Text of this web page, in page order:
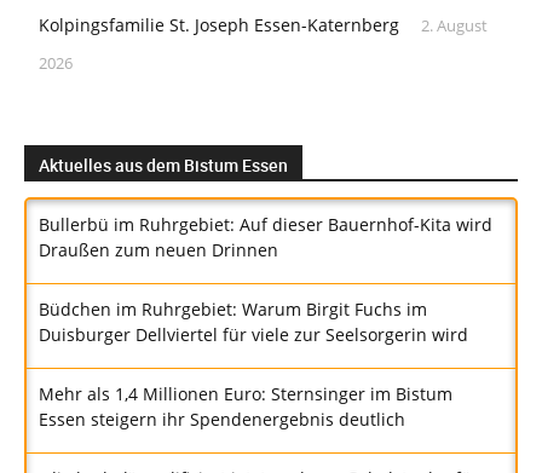
Kolpingsfamilie St. Joseph Essen-Katernberg
2. August
2026
Aktuelles aus dem Bistum Essen
Bullerbü im Ruhrgebiet: Auf dieser Bauernhof-Kita wird
Draußen zum neuen Drinnen
Büdchen im Ruhrgebiet: Warum Birgit Fuchs im
Duisburger Dellviertel für viele zur Seelsorgerin wird
Mehr als 1,4 Millionen Euro: Sternsinger im Bistum
Essen steigern ihr Spendenergebnis deutlich